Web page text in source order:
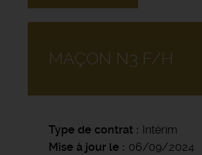
MAÇON N3 F/H
Type de contrat
Intérim
Mise à jour le
06/09/2024